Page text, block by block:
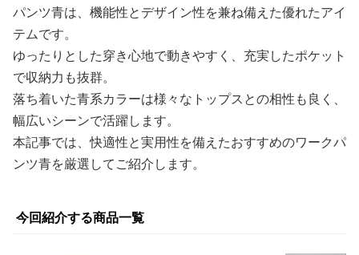
パンツ青は、機能性とデザイン性を兼ね備えた優れたアイ
テムです。
ゆったりとした穿き心地で動きやすく、充実したポケット
で収納力も抜群。
落ち着いた青系カラーは様々なトップスとの相性も良く、
幅広いシーンで活躍します。
本記事では、快適性と実用性を備えたおすすめのワークパ
ンツ青を厳選してご紹介します。
今回紹介する商品一覧